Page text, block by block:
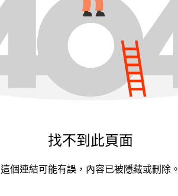
找不到此頁面
這個連結可能有誤，內容已被隱藏或刪除。